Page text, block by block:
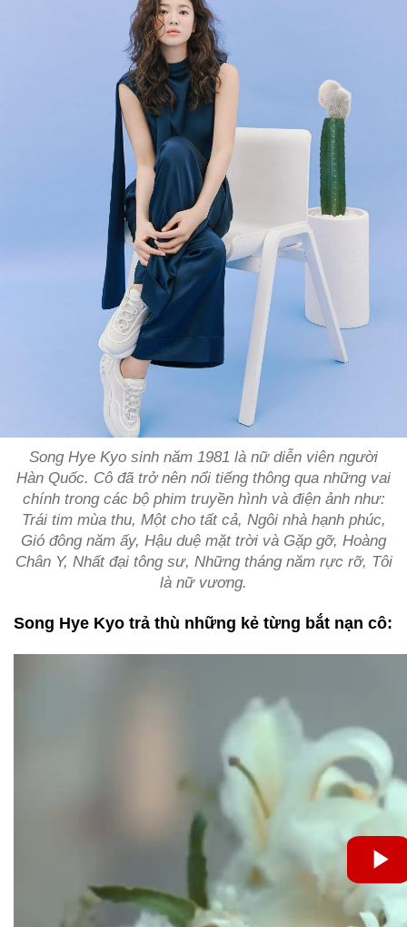
Song Hye Kyo sinh năm 1981 là nữ diễn viên người
Hàn Quốc. Cô đã trở nên nổi tiếng thông qua những vai
chính trong các bộ phim truyền hình và điện ảnh như:
Trái tim mùa thu, Một cho tất cả, Ngôi nhà hạnh phúc,
Gió đông năm ấy, Hậu duệ mặt trời và Gặp gỡ, Hoàng
Chân Y, Nhất đại tông sư, Những tháng năm rực rỡ, Tôi
là nữ vương.
Song Hye Kyo trả thù những kẻ từng bắt nạn cô: